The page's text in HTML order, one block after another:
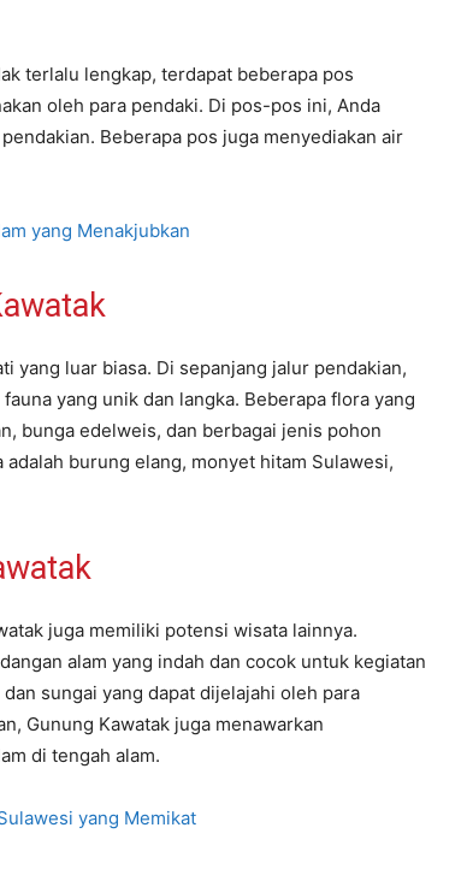
terlalu lengkap, terdapat beberapa pos
oleh para pendaki. Di pos-pos ini, Anda
Beberapa pos juga menyediakan air
yang Menakjubkan
yang luar biasa. Di sepanjang jalur pendakian,
yang unik dan langka. Beberapa flora yang
bunga edelweis, dan berbagai jenis pohon
burung elang, monyet hitam Sulawesi,
juga memiliki potensi wisata lainnya.
alam yang indah dan cocok untuk kegiatan
sungai yang dapat dijelajahi oleh para
Gunung Kawatak juga menawarkan
di tengah alam.
yang Memikat